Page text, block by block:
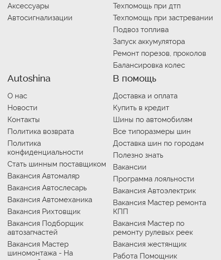
Аксессуары
Автосигнализации
Техпомощь при дтп
Техпомощь при застревании
Подвоз топлива
Запуск аккумулятора
Ремонт порезов, проколов
Балансировка колес
Autoshina
О нас
Новости
Контакты
Политика возврата
Политика
конфиденциальности
Стать шинным поставщиком
Вакансия Автомаляр
Вакансия Автослесарь
Вакансия Автомеханика
Вакансия Рихтовщик
Вакансия Подборщик
автозапчастей
Вакансия Мастер
шиномонтажа - На
В помощь
Доставка и оплата
Купить в кредит
Шины по автомобилям
Все типоразмеры шин
Доставка шин по городам
Полезно знать
Вакансии
Программа лояльности
Вакансия Автоэлектрик
Вакансия Мастер ремонта
КПП
Вакансия Мастер по
ремонту рулевых реек
Вакансия жестянщик
Работа Помощник